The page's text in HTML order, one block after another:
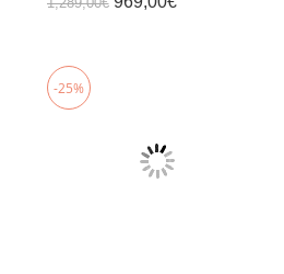
-25%